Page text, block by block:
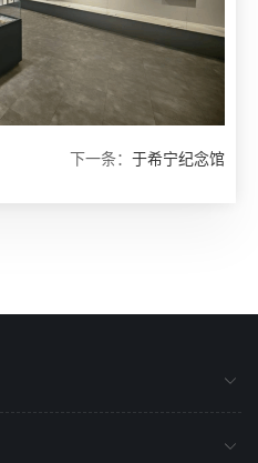
下一条： 于希宁纪念馆